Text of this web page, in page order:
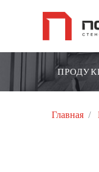
Главная